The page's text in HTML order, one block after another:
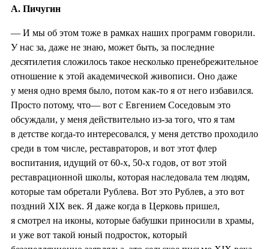
А. Пичугин
— И мы об этом тоже в рамках наших программ говорили.
У нас за, даже не знаю, может быть, за последние
десятилетия сложилось такое несколько пренебрежительное
отношение к этой академической живописи. Оно даже
у меня одно время было, потом как-то я от него избавился.
Просто потому, что— вот с Евгением Соседовым это
обсуждали, у меня действительно из-за того, что я там
в детстве когда-то интересовался, у меня детство проходило
среди в том числе, реставраторов, и вот этот флер
воспитания, идущий от 60-х, 50-х годов, от вот этой
реставрационной школы, которая наследовала тем людям,
которые там обретали Рублева. Вот это Рублев, а это вот
поздний XIX век. Я даже когда в Церковь пришел,
я смотрел на иконы, которые бабушки приносили в храмы,
и уже вот такой юный подросток, который